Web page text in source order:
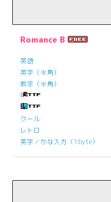
Romance B
英語
英字（半角）
数字（半角）
クール
レトロ
英字／かな入力（1byte）